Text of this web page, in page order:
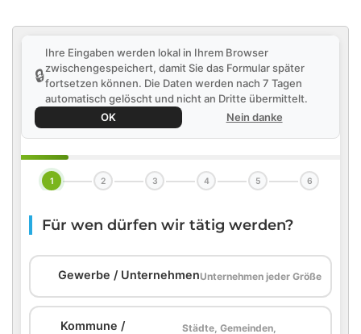
🔒
Ihre Eingaben werden lokal in Ihrem Browser
zwischengespeichert, damit Sie das Formular später
fortsetzen können. Die Daten werden nach 7 Tagen
automatisch gelöscht und nicht an Dritte übermittelt.
OK
Nein danke
1 2 3 4 5 6
Für wen dürfen wir tätig werden?
Gewerbe / UnternehmenUnternehmen jeder Größe
Kommune / Städte, Gemeinden,